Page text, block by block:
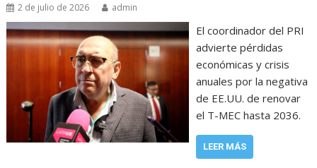
2 de julio de 2026 admin
El coordinador del PRI
advierte pérdidas
económicas y crisis
anuales por la negativa
de EE.UU. de renovar
el T-MEC hasta 2036.
LEER MÁS